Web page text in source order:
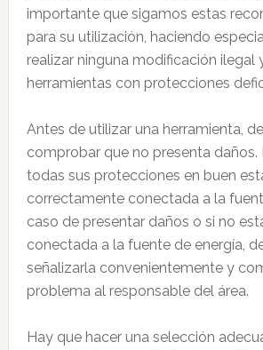
importante que sigamos estas
para su utilización, haciendo
realizar ninguna modificación ilegal
herramientas con protecciones
Antes de utilizar una herramienta,
comprobar que no presenta daños.
todas sus protecciones en buen
correctamente conectada a la
caso de presentar daños o si no
conectada a la fuente de energía,
señalizarla convenientemente y
problema al responsable del área.
Hay que hacer una selección